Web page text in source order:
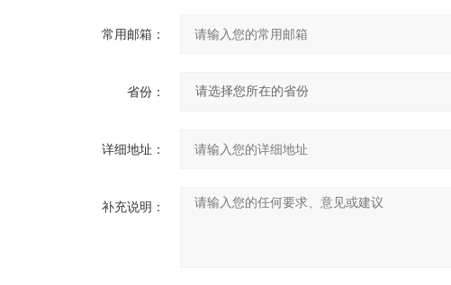
常用邮箱：
省份：
详细地址：
补充说明：